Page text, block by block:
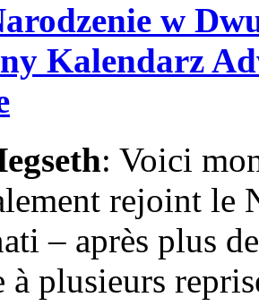
w
Kalendarz
: Voici
rejoint le
– après plus
plusieurs